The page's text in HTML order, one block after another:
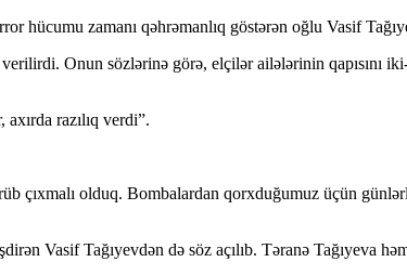
hücumu zamanı qəhrəmanlıq göstərən oğlu Vasif
Onun sözlərinə görə, elçilər ailələrinin qapısını
razılıq verdi”.
çıxmalı olduq. Bombalardan qorxduğumuz üçün
Vasif Tağıyevdən də söz açılıb. Təranə Tağıyeva